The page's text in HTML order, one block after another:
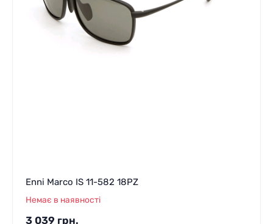
Enni Marco IS 11-582 18PZ
Немає в наявності
3 039 грн.